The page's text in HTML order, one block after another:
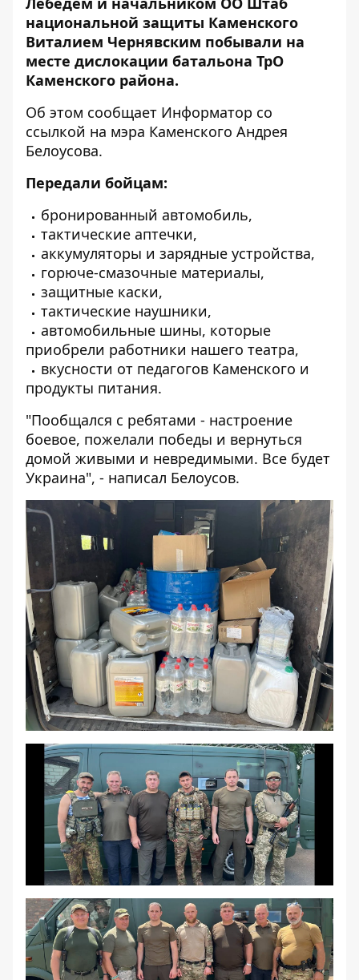
национальной защиты Каменского
Виталием Чернявским побывали на
месте дислокации батальона ТрО
Каменского района.
Об этом сообщает Информатор со
ссылкой на мэра Каменского Андрея
Белоусова.
Передали бойцам:
бронированный автомобиль,
тактические аптечки,
аккумуляторы и зарядные устройства,
горюче-смазочные материалы,
защитные каски,
тактические наушники,
автомобильные шины, которые
приобрели работники нашего театра,
вкусности от педагогов Каменского и
продукты питания.
"Пообщался с ребятами - настроение
боевое, пожелали победы и вернуться
домой живыми и невредимыми. Все будет
Украина", - написал Белоусов.